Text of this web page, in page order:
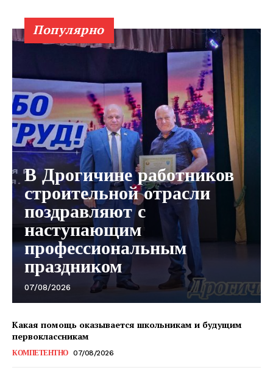
Популярно
В Дрогичине работников
строительной отрасли
поздравляют с
наступающим
профессиональным
праздником
07/08/2026
Какая помощь оказывается школьникам и будущим
первоклассникам
КОМПЕТЕНТНО 07/08/2026